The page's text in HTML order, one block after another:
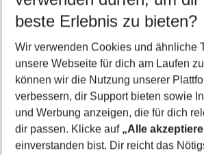
5-8 Nächte
2 Erwachsene Keine Kinder
Mehr Filter anzeigen
beste Erlebnis zu bieten?
Wir verwenden Cookies und ähnliche
unsere Webseite für dich am Laufen
können wir die Nutzung unserer
verbessern, dir Support bieten sowie
und Werbung anzeigen, die für dich
dir passen. Klicke auf „Alle
einverstanden bist. Dir reicht das